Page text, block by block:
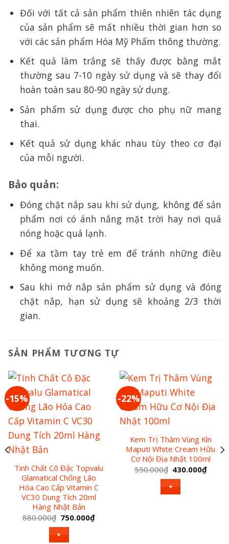
Đối với tất cả sản phẩm thiên nhiên tác dụng
của sản phẩm sẽ mất nhiều thời gian hơn so
với các sản phẩm Hóa Mỹ Phẩm thông thường.
Kết quả làm trắng sẽ thấy được bằng mắt
thường sau 7-10 ngày sử dụng và sẽ thay đổi
hoàn toàn sau 80-90 ngày sử dụng.
Sản phẩm sử dụng được cho phụ nữ mang
thai.
Kết quả sử dụng khác nhau tùy theo cơ đại
của mỗi người.
Bảo quản:
Đóng chặt nắp sau khi sử dụng, không để sản
phẩm nơi có ánh nắng mặt trời hay nơi quá
nóng hoặc quá lạnh.
Để xa tầm tay trẻ em để tránh những điều
không mong muốn.
Sau khi mở nắp sản phẩm sử dụng và đóng
chặt nắp, hạn sử dụng sẽ khoảng 2/3 thời
gian.
SẢN PHẨM TƯƠNG TỰ
-15%
Tinh Chất Cô Đặc Topvalu
Glamatical Chống Lão
Hóa Cao Cấp Vitamin C
VC30 Dung Tích 20ml
Hàng Nhật Bản
880.000₫ Giá
gốc
là:
880.000₫.
750.000₫Giá
+
-22%
Kem Trị Thâm Vùng Kín
Maputi White Cream Hữu
Cơ Nội Địa Nhật 100ml
550.000₫ Giá
gốc
là:
550.000₫.
430.000₫Giá
hiện
+